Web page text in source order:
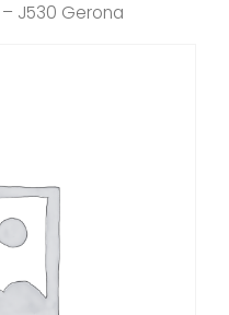
J530 Gerona